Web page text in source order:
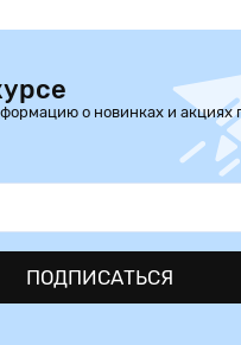
о новинках и акциях
ПОДПИСАТЬСЯ